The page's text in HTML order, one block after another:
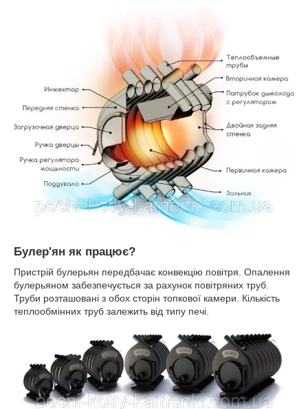
Булер'ян як працює?
Пристрій булерьян передбачає конвекцію повітря. Опалення
булерьяном забезпечується за рахунок повітряних труб.
Труби розташовані з обох сторін топкової камери. Кількість
теплообмінних труб залежить від типу печі.